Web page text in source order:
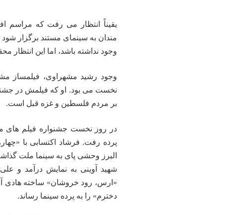
یقیناً انتظار می رفت که مراسم
وجود نداشته باشد، اما این انتظار
وجود رشید مشهراوی، فیلمساز
نخست می بود. او که فیلمش در
بر مردم فلسطین و غزه قبل است.
در روز نخست جشنواره فیلم های
پرده رفت. فرشاد اکتسابی با
البرز وحشی پای به سینما ملت
شهید آوینی به نمایش درآمد و
«ارس، رود خروشان» ساخته هادی
دخترم» را به پرده سینما رساند.